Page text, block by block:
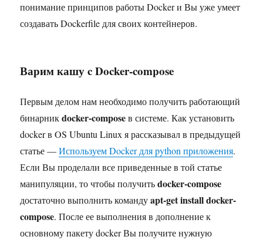
понимание принципов работы Docker и Вы уже умеет
создавать Dockerfile для своих контейнеров.
Варим кашу c Docker-compose
Первым делом нам необходимо получить работающий
бинарникdocker-composeв системе. Как установить
docker в OS Ubuntu Linux я рассказывал в предыдущей
статье —Используем Docker для python приложения.
Если Вы проделали все приведенные в той статье
манипуляции, то чтобы получитьdocker-compose
достаточно выполнить командуapt-get install docker-
compose. После ее выполнения в дополнение к
основному пакету docker Вы получите нужную